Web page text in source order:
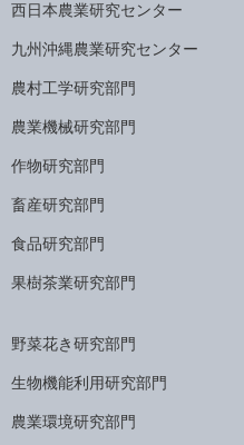
西日本農業研究センター
九州沖縄農業研究センター
農村工学研究部門
農業機械研究部門
作物研究部門
畜産研究部門
食品研究部門
果樹茶業研究部門
野菜花き研究部門
生物機能利用研究部門
農業環境研究部門